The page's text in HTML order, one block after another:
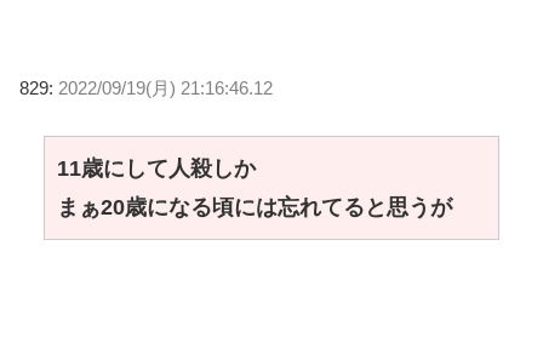
829: 2022/09/19(月) 21:16:46.12
11歳にして人殺しか
まぁ20歳になる頃には忘れてると思うが